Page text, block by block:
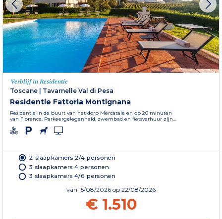
Verblijf in Residentie
Toscane
Tavarnelle Val di Pesa
Residentie Fattoria Montignana
Residentie in de buurt van het dorp Mercatale en op 20 minuten
van Florence. Parkeergelegenheid, zwembad en fietsverhuur zijn...
2 slaapkamers 2/4 personen
3 slaapkamers 4 personen
3 slaapkamers 4/6 personen
van 15/08/2026 op 22/08/2026
€ 1.510